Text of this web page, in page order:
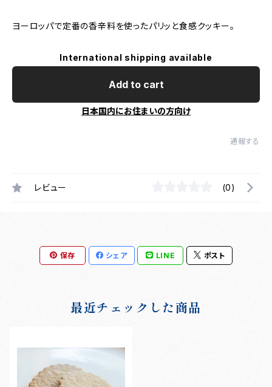
ヨーロッパで定番の香辛料を使ったパリッと食感クッキー。
International shipping available
Add to cart
日本国内にお住まいの方向け
通報する
レビュー (0)
保存 シェア LINE ポスト
最近チェックした商品